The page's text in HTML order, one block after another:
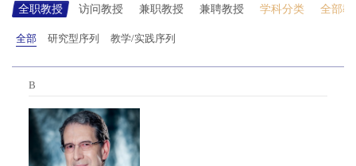
全职教授 访问教授 兼职教授 兼聘教授 学科分类 全部教
全部 研究型序列 教学/实践序列
B